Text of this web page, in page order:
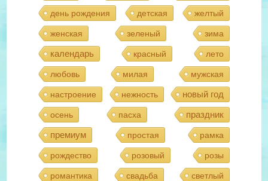
день рождения детская желтый
женская зеленый зима
календарь красный лето
любовь милая мужская
настроение нежность новый год
осень пасха
праздник
премиум
простая рамка
рождество розовый розы
романтика свадьба светлый